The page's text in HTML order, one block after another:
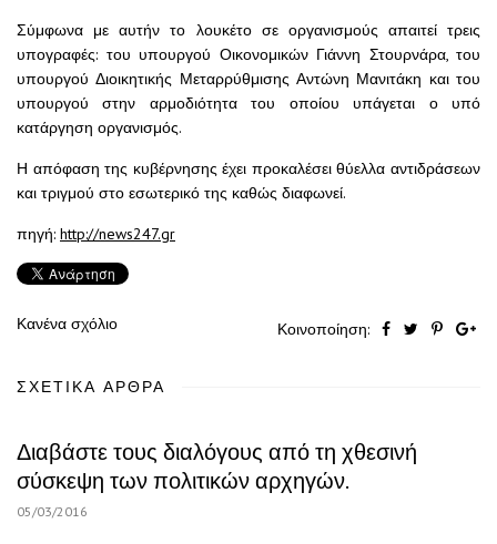
Σύμφωνα με αυτήν το λουκέτο σε οργανισμούς απαιτεί τρεις
υπογραφές: του υπουργού Οικονομικών Γιάννη Στουρνάρα, του
υπουργού Διοικητικής Μεταρρύθμισης Αντώνη Μανιτάκη και του
υπουργού στην αρμοδιότητα του οποίου υπάγεται ο υπό
κατάργηση οργανισμός.
Η απόφαση της κυβέρνησης έχει προκαλέσει θύελλα αντιδράσεων
και τριγμού στο εσωτερικό της καθώς διαφωνεί.
πηγή: http://news247.gr
Κανένα σχόλιο Κοινοποίηση:
ΣΧΕΤΙΚΆ ΆΡΘΡΑ
Διαβάστε τους διαλόγους από τη χθεσινή
σύσκεψη των πολιτικών αρχηγών.
05/03/2016